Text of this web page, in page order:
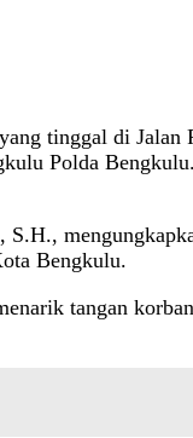
tinggal di Jalan
Polda
Bengkulu.
tangan